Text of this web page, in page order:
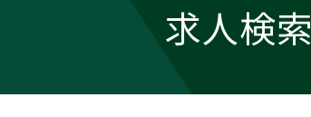
求人検索